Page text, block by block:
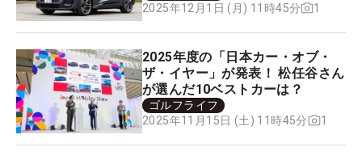
2025年12月1日 (月) 11時45分
1
2025年度の「日本カー・オブ・
ザ・イヤー」が発表！ 松任谷さん
が選んだ10ベストカーは？
ゴルフライフ
2025年11月15日 (土) 11時45分
1